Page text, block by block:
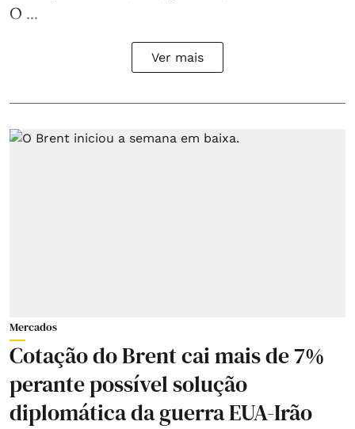
O ...
Ver mais
Mercados
Cotação do Brent cai mais de 7%
perante possível solução
diplomática da guerra EUA-Irão